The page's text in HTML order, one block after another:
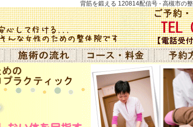
背筋を鍛える 120814配信号 - 高槻市の